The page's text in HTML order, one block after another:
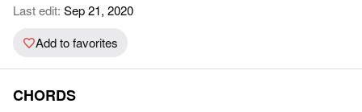
Last edit: Sep 21, 2020
Add to favorites
CHORDS